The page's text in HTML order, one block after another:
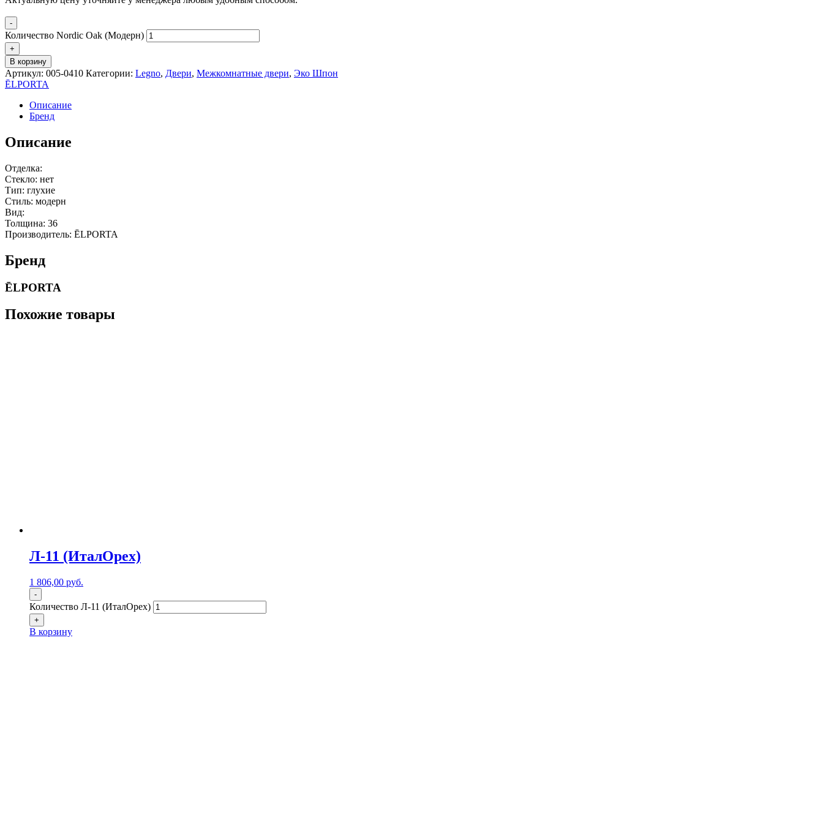
-
Количество Nordic Oak (Модерн)
+
В корзину
Артикул: 005-0410 Категории: Legno, Двери, Межкомнатные двери, Эко Шпон
ĒLPORTA
Описание
Бренд
Описание
Отделка:
Стекло: нет
Тип: глухие
Стиль: модерн
Вид:
Толщина: 36
Производитель: ĒLPORTA
Бренд
ĒLPORTA
Похожие товары
Л-11 (ИталОрех)
1 806,00 руб.
-
Количество Л-11 (ИталОрех)
+
В корзину